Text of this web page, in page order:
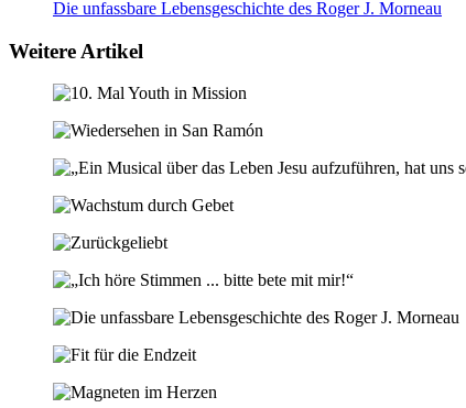
Die unfassbare Lebensgeschichte des Roger J. Morneau
Weitere Artikel